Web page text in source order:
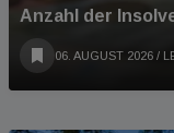
Anzahl der
06. AUGUST 2026 /